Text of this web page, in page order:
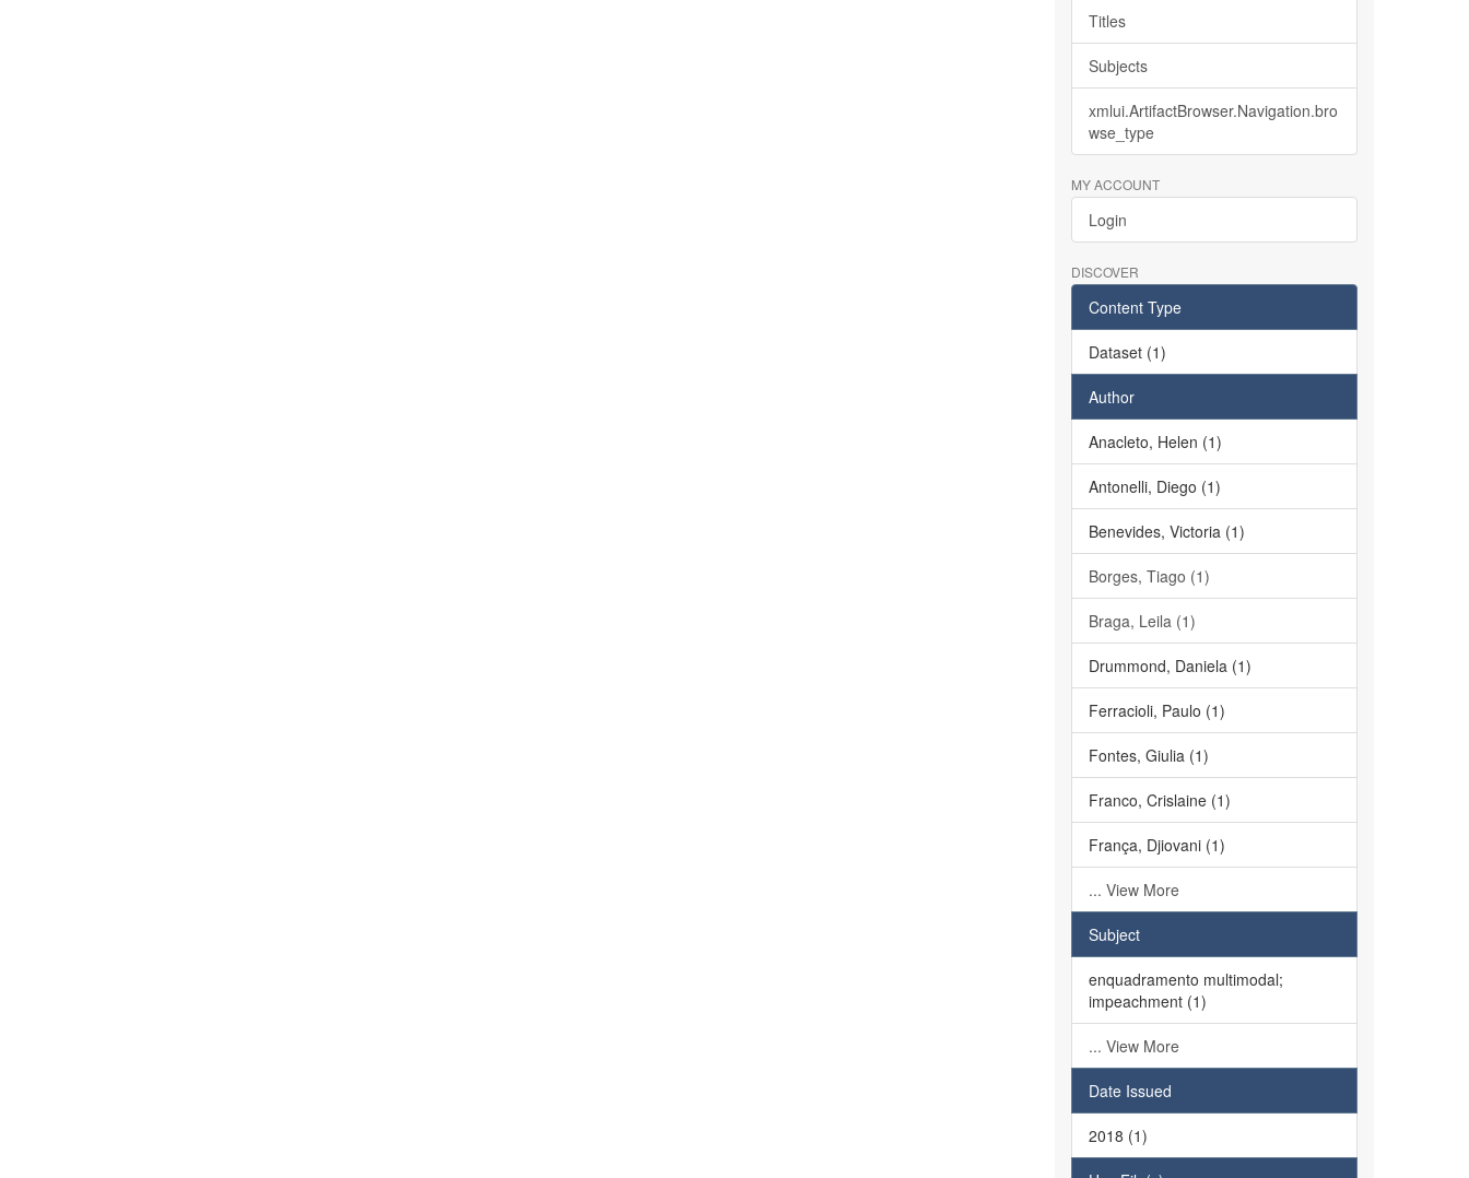
Titles
Subjects
xmlui.ArtifactBrowser.Navigation.bro
wse_type
MY ACCOUNT
Login
DISCOVER
Content Type
Dataset (1)
Author
Anacleto, Helen (1)
Antonelli, Diego (1)
Benevides, Victoria (1)
Borges, Tiago (1)
Braga, Leila (1)
Drummond, Daniela (1)
Ferracioli, Paulo (1)
Fontes, Giulia (1)
Franco, Crislaine (1)
França, Djiovani (1)
... View More
Subject
enquadramento multimodal;
impeachment (1)
... View More
Date Issued
2018 (1)